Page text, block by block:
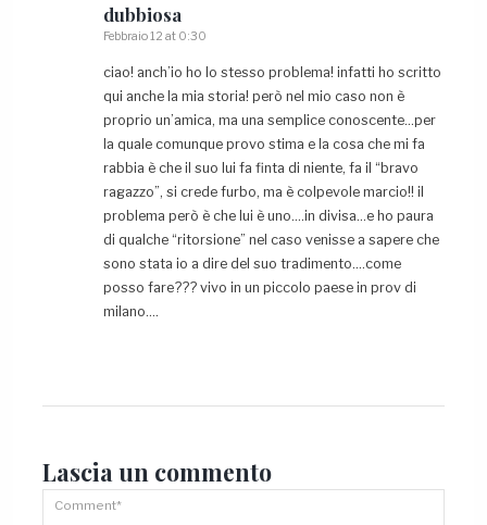
dubbiosa
Febbraio 12 at 0:30
ciao! anch’io ho lo stesso problema! infatti ho scritto
qui anche la mia storia! però nel mio caso non è
proprio un’amica, ma una semplice conoscente…per
la quale comunque provo stima e la cosa che mi fa
rabbia è che il suo lui fa finta di niente, fa il “bravo
ragazzo”, si crede furbo, ma è colpevole marcio!! il
problema però è che lui è uno….in divisa…e ho paura
di qualche “ritorsione” nel caso venisse a sapere che
sono stata io a dire del suo tradimento….come
posso fare??? vivo in un piccolo paese in prov di
milano….
Lascia un commento